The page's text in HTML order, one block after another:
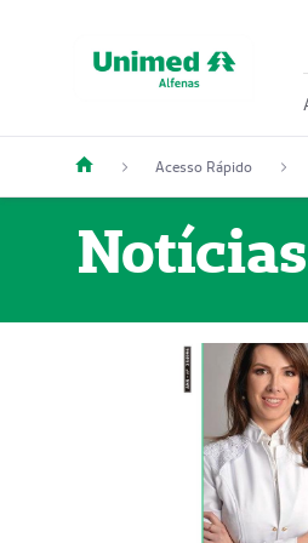
Acesso Rápido
Notícias